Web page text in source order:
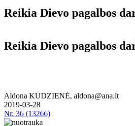
Rei­kia Die­vo pa­gal­bos
Rei­kia Die­vo pa­gal­bos
Aldona KUDZIENĖ, aldona@ana.lt
2019-03-28
Nr. 36 (13266)